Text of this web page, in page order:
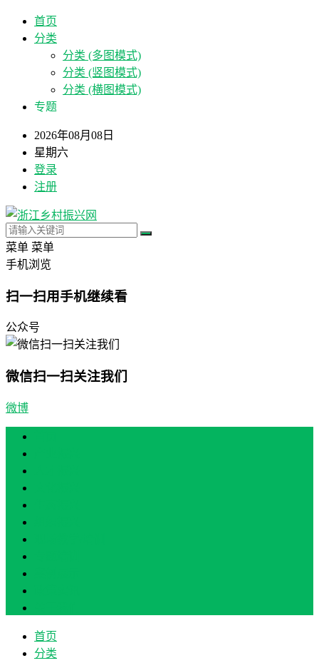
首页
分类
分类 (多图模式)
分类 (竖图模式)
分类 (横图模式)
专题
2026年08月08日
星期六
登录
注册
菜单 菜单
手机浏览
扫一扫用手机继续看
公众号
微信扫一扫关注我们
微博
首页
分类